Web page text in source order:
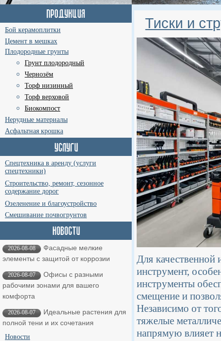
Бой керамоплитки
Цемент в мешках
Плодородные грунты
Грунт плодородный
Чернозём
Торф низинный
Торф верховой
Биокомпост
Нерудные материалы
Асфальтная крошка
Спецтехника в аренду (услуги
спецтехники)
Строительство, ремонт, сезонное
содержание дорог
Озеленение и благоустройство
Смешивание почвогрунтов
2026-08-08
Фасадные мелкие
элементы с защитой от коррозии
2026-08-07
Офисы с разными
рабочими зонами для вашего
комфорта
2026-08-07
Идеальные растения для
полной тени и их сочетания
Новости
Тиски и
Для качественной
инструмент,
инструменты
смещение и
Независимо от
тяжелые
напрямую влияет